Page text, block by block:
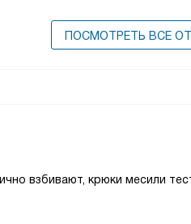
ПОСМОТРЕТЬ ВСЕ
взбивают, крюки месили